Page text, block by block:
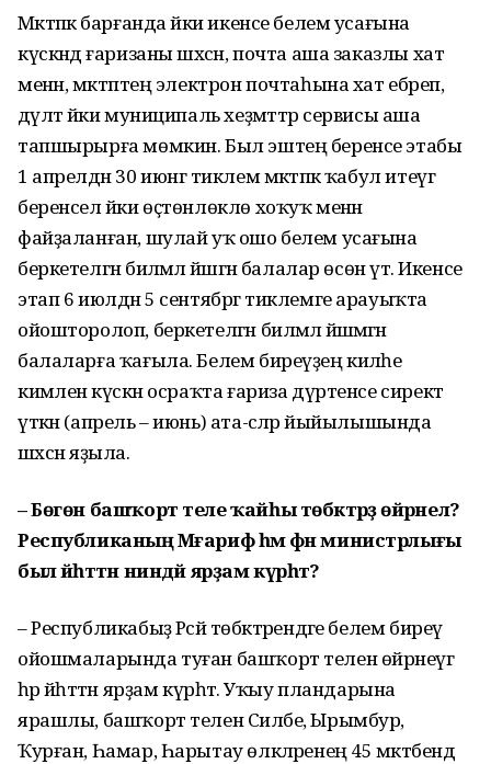
Мәктәпкә барғанда йәки икенсе белем усағына
күскәндә ғаризаны шәхсән, почта аша заказлы хат
менән, мәктәптең электрон почтаһына хат ебәреп,
дәүләт йәки муниципаль хеҙмәттәр сервисы аша
тапшырырға мөмкин. Был эштең беренсе этабы
1 апрелдән 30 июнгә тиклем мәктәпкә ҡабул итеүгә
беренсел йәки өҫтөнлөклө хоҡуҡ менән
файҙаланған, шулай уҡ ошо белем усағына
беркетелгән биләмәлә йәшәгән балалар өсөн үтә. Икенсе
этап 6 июлдән 5 сентябргә тиклемге арауыҡта
ойошторолоп, беркетелгән биләмәлә йәшәмәгән
балаларға ҡағыла. Белем биреүҙең киләһе
кимәленә күскән осраҡта ғариза дүртенсе сиректә
үткән (апрель – июнь) ата-әсәләр йыйылышында
шәхсән яҙыла.
– Бөгөн башҡорт теле ҡайһы төбәктәрҙә өйрәнелә?
Республиканың Мәғариф һәм фән министрлығы
был йәһәттән ниндәй ярҙам күрһәтә?
– Республикабыҙ Рәсәй төбәктәрендәге белем биреү
ойошмаларында туған башҡорт телен өйрәнеүгә
һәр йәһәттән ярҙам күрһәтә. Уҡыу пландарына
ярашлы, башҡорт телен Силәбе, Ырымбур,
Ҡурған, Һамар, Һарытау өлкәләренең 45 мәктәбендә